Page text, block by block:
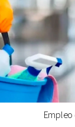
Empleo